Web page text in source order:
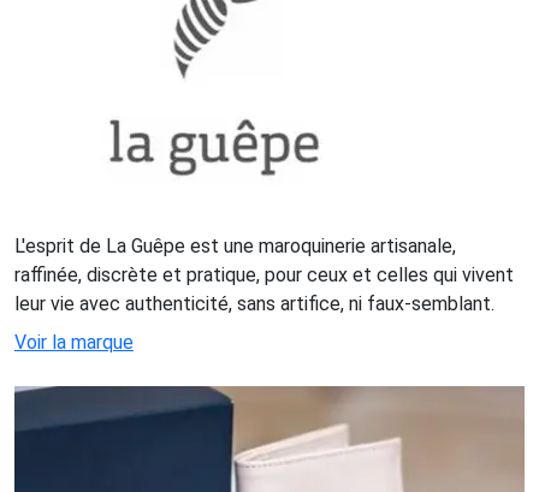
L'esprit de La Guêpe est une maroquinerie artisanale,
raffinée, discrète et pratique, pour ceux et celles qui vivent
leur vie avec authenticité, sans artifice, ni faux-semblant.
Voir la marque